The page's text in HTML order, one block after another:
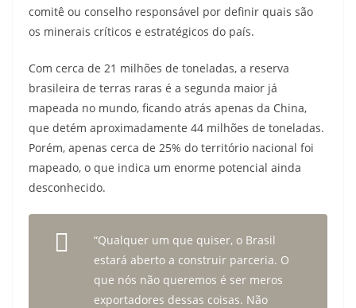
comitê ou conselho responsável por definir quais são
os minerais críticos e estratégicos do país.
Com cerca de 21 milhões de toneladas, a reserva
brasileira de terras raras é a segunda maior já
mapeada no mundo, ficando atrás apenas da China,
que detém aproximadamente 44 milhões de toneladas.
Porém, apenas cerca de 25% do território nacional foi
mapeado, o que indica um enorme potencial ainda
desconhecido.
“Qualquer um que quiser, o Brasil
estará aberto a construir parceria. O
que nós não queremos é ser meros
exportadores dessas coisas. Não